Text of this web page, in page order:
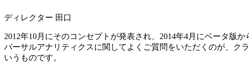
ディレクター 田口
2012年10月にそのコンセプトが発表され、2014年4月にベータ版
バーサルアナリティクスに関してよくご質問をいただくのが、ク
いうものです。